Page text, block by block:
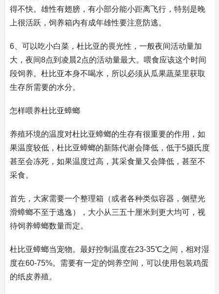
得不快。雄性有翅膀，有小部分能小距离飞行，特别是晚
上很活跃，饲养箱内有成年雄性要注意防逃。
6、可以吃小白菜，杜比亚的畏光性，一般夜间活动量加
大，夜间8点到凌晨2点的活动量最大。喂食应该这个时间
段饲养。杜比亚本身不喝水，所以必须从瓜果蔬菜里获取
生存所需要的水分。
怎样喂养杜比亚蟑螂
养殖环境的温度对杜比亚蟑螂的生存有很重要的作用，如
果温度较低，杜比亚蟑螂的新陈代谢会降低，低于5摄氏度
甚至会冻死，如果温度过高，其采食量又会降低，甚至不
采食。
首先，大家需要一个整理箱（或者各种类似容器，侧壁光
滑蟑螂不至于逃逸），大小从三五十厘米到更大均可，视
待饲养蟑螂数量而定。
杜比亚蟑螂当宠物。最好控制温度在23-35℃之间，相对湿
度在60-75%。需要有一定的饲养空间，可以使用包装鸡蛋
的纸皮养殖。